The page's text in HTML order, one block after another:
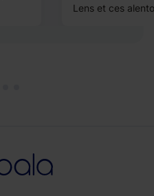
Lens et ces